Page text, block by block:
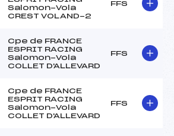
Salomon-Vola
CREST VOLAND-2
FFS
Cpe de FRANCE
ESPRIT RACING
Salomon-Vola
COLLET D'ALLEVARD
FFS
Cpe de FRANCE
ESPRIT RACING
Salomon-Vola
COLLET D'ALLEVARD
FFS